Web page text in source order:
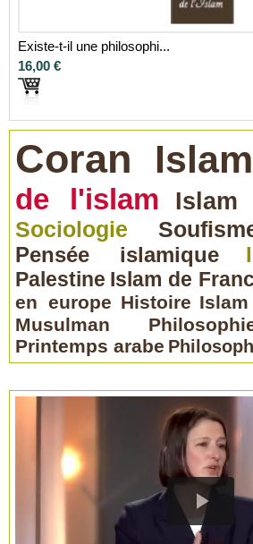
Existe-t-il une philosophi...
16,00 €
Coran Islam
de l'islam
Islam
Sociologie
Pensée islamique
Palestine Islam de
en europe Histoire
Musulman
Printemps arabe